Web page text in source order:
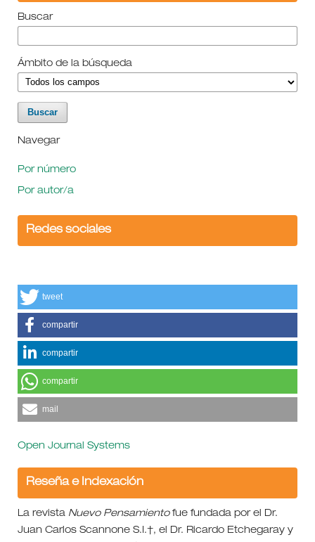
Buscar
Ámbito de la búsqueda
Navegar
Por número
Por autor/a
Redes sociales
tweet
compartir
compartir
compartir
mail
Open Journal Systems
Reseña e Indexación
La revista Nuevo Pensamientofue fundada por el Dr.
Juan Carlos Scannone S.I.†, el Dr. Ricardo Etchegaray y